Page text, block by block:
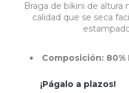
Braga de bikini de altura
calidad que se seca
Composición: 80%